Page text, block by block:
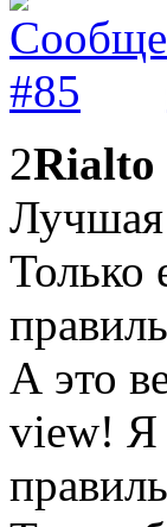
2Rialto
Лучшая
Только
А это
view! Я